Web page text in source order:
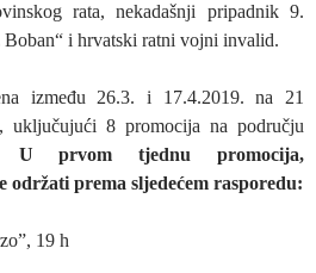
rata, nekadašnji pripadnik 9.
i hrvatski ratni vojni invalid.
između 26.3. i 17.4.2019. na 21
uključujući 8 promocija na području
U prvom tjednu promocija,
održati prema sljedećem rasporedu:
19 h